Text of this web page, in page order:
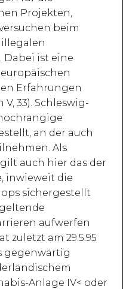
Projekten,
beim
Dabei ist eine
Erfahrungen
33). Schleswig-
an der auch
Als
auch hier das der
inwieweit die
sichergestellt
aufwerfen
zuletzt am 29.5.95
gegenwärtig
Anlage IV< oder